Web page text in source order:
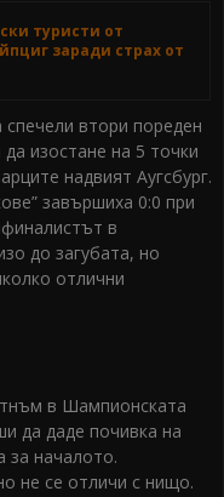
туристи от
заради страх от
втори пореден
изостане на 5 точки
надвият Аугсбург.
завършиха 0:0 при
в
до загубата, но
отлични
в Шампионската
да даде почивка на
за началото.
не се отличи с нищо.